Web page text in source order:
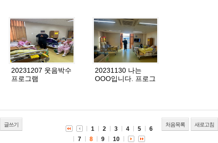
20231207 웃음박수
프로그램
20231130 나는
OOO입니다. 프로그
글쓰기 처음목록 새로고침
1 2 3 4 5
6
7
8 9 10